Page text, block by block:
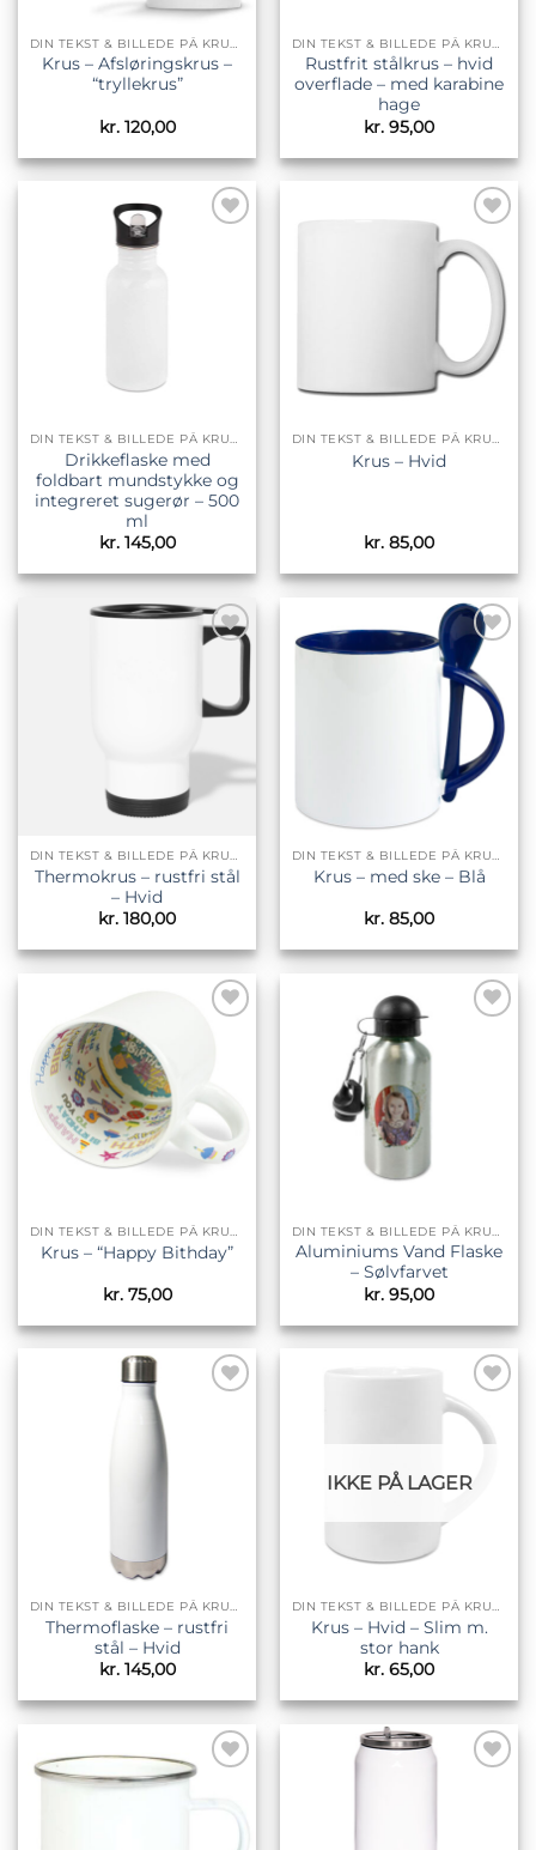
DIN TEKST & BILLEDE PÅ KRUS & TILBEHØR
Krus – Afsløringskrus –
“tryllekrus”
kr.120,00
DIN TEKST & BILLEDE PÅ KRUS & TILBEHØR
Rustfrit stålkrus – hvid
overflade – med karabine
hage
kr. 95,00
DIN TEKST & BILLEDE PÅ KRUS & TILBEHØR
Drikkeflaske med
foldbart mundstykke og
integreret sugerør – 500
ml
kr.145,00
Tilføj til
ønskeliste
DIN TEKST & BILLEDE PÅ KRUS & TILBEHØR
Krus – Hvid
kr. 85,00
DIN TEKST & BILLEDE PÅ KRUS & TILBEHØR
Thermokrus – rustfri stål
– Hvid
kr. 180,00
Tilføj til
ønskeliste
DIN TEKST & BILLEDE PÅ KRUS & TILBEHØR
Krus – med ske – Blå
kr. 85,00
DIN TEKST & BILLEDE PÅ KRUS & TILBEHØR
Krus – “Happy Bithday”
kr.75,00
DIN TEKST & BILLEDE PÅ KRUS & TILBEHØR
Aluminiums Vand Flaske
– Sølvfarvet
kr. 95,00
DIN TEKST & BILLEDE PÅ KRUS & TILBEHØR
Thermoflaske – rustfri
stål – Hvid
kr.145,00
Tilføj til
ønskeliste
IKKE PÅ LAGER
DIN TEKST & BILLEDE PÅ KRUS & TILBEHØR
Krus – Hvid – Slim m.
stor hank
kr. 65,00
Tilføj til